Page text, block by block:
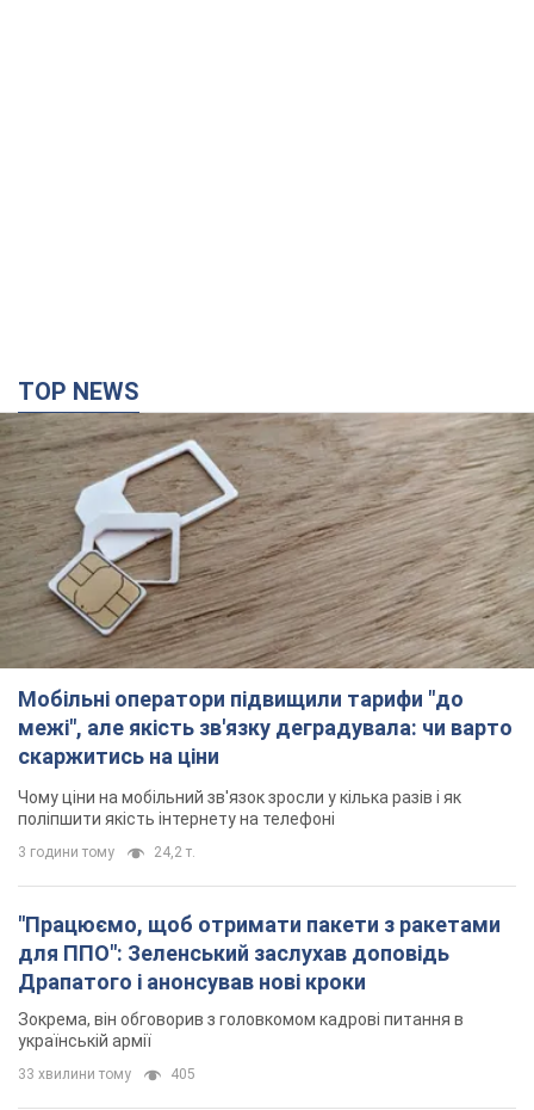
TOP NEWS
Мобільні оператори підвищили тарифи "до
межі", але якість зв'язку деградувала: чи варто
скаржитись на ціни
Чому ціни на мобільний зв'язок зросли у кілька разів і як
поліпшити якість інтернету на телефоні
3 години тому 24,2 т.
"Працюємо, щоб отримати пакети з ракетами
для ППО": Зеленський заслухав доповідь
Драпатого і анонсував нові кроки
Зокрема, він обговорив з головкомом кадрові питання в
українській армії
33 хвилини тому 405